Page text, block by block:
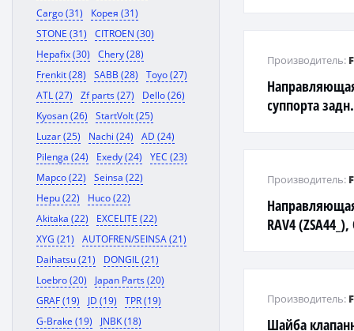
Cargo (31)
Корея (31)
STONE (31)
CITROEN (30)
Hepafix (30)
Chery (28)
Frenkit (28)
SABB (28)
Toyo (27)
ATL (27)
Zf parts (27)
Dello (26)
Kyosan (26)
StartVolt (25)
Luzar (25)
Nachi (24)
AD (24)
Pilenga (24)
Exedy (24)
YEC (23)
Mapco (22)
Seinsa (22)
Hepu (22)
Huco (22)
Akitaka (22)
EXCELITE (22)
XYG (21)
AUTOFREN/SEINSA (21)
Daihatsu (21)
DONGIL (21)
Loebro (20)
Japan Parts (20)
GRAF (19)
JD (19)
TPR (19)
G-Brake (19)
JNBK (18)
суппорта
Производитель:
RAV4 (ZSA44_),
Производитель:
Шайба
Производитель: